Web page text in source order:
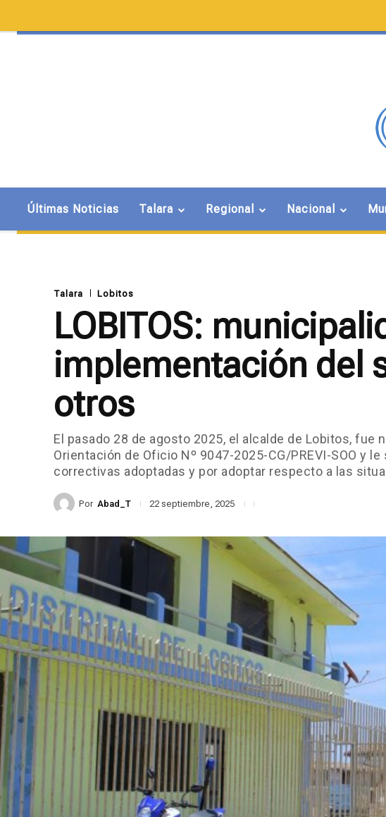
Últimas Noticias Talara Regional Nacional
Talara Lobitos
LOBITOS:
implementación del
otros
El pasado 28 de agosto 2025, el alcalde de Lobitos,
Orientación de Oficio Nº 9047-2025-CG/PREVI-SOO y
correctivas adoptadas y por adoptar respecto a las
Por Abad_T 22 septiembre, 2025